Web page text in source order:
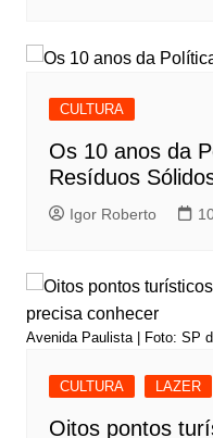
CULTURA
Os 10 anos da
Resíduos
Igor Roberto
Avenida Paulista | Foto: SP
CULTURA LAZER
Oitos pontos